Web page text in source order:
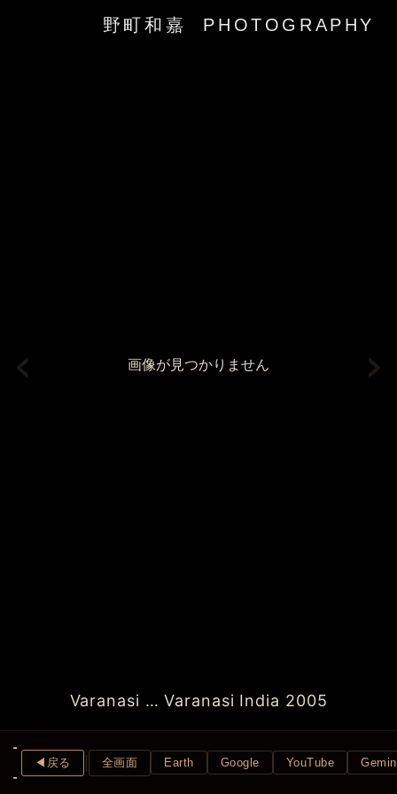
野町和嘉 PHOTOGRAPHY
‹
Varanasi … Varanasi India 2005
›
◀︎戻る 全画面 Earth Google YouTube